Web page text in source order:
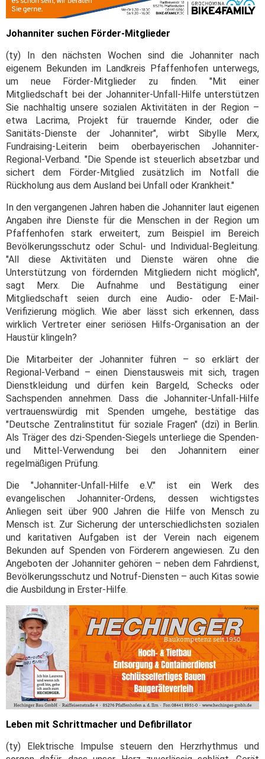
Johanniter suchen Förder-Mitglieder
(ty) In den nächsten Wochen sind die Johanniter nach
eigenem Bekunden im Landkreis Pfaffenhofen unterwegs,
um neue Förder-Mitglieder zu finden. "Mit einer
Mitgliedschaft bei der Johanniter-Unfall-Hilfe unterstützen
Sie nachhaltig unsere sozialen Aktivitäten in der Region –
etwa Lacrima, Projekt für trauernde Kinder, oder die
Sanitäts-Dienste der Johanniter", wirbt Sibylle Merx,
Fundraising-Leiterin beim oberbayerischen Johanniter-
Regional-Verband. "Die Spende ist steuerlich absetzbar und
sichert dem Förder-Mitglied zusätzlich im Notfall die
Rückholung aus dem Ausland bei Unfall oder Krankheit."
In den vergangenen Jahren haben die Johanniter laut eigenen
Angaben ihre Dienste für die Menschen in der Region um
Pfaffenhofen stark erweitert, zum Beispiel im Bereich
Bevölkerungsschutz oder Schul- und Individual-Begleitung.
"All diese Aktivitäten und Dienste wären ohne die
Unterstützung von fördernden Mitgliedern nicht möglich",
sagt Merx. Die Aufnahme und Bestätigung einer
Mitgliedschaft seien durch eine Audio- oder E-Mail-
Verifizierung möglich. Wie aber lässt sich erkennen, dass
wirklich Vertreter einer seriösen Hilfs-Organisation an der
Haustür klingeln?
Die Mitarbeiter der Johanniter führen – so erklärt der
Regional-Verband – einen Dienstausweis mit sich, tragen
Dienstkleidung und dürfen kein Bargeld, Schecks oder
Sachspenden annehmen. Dass die Johanniter-Unfall-Hilfe
vertrauenswürdig mit Spenden umgehe, bestätige das
"Deutsche Zentralinstitut für soziale Fragen" (dzi) in Berlin.
Als Träger des dzi-Spenden-Siegels unterliege die Spenden-
und Mittel-Verwendung bei den Johannitern einer
regelmäßigen Prüfung.
Die "Johanniter-Unfall-Hilfe e.V." ist ein Werk des
evangelischen Johanniter-Ordens, dessen wichtigstes
Anliegen seit über 900 Jahren die Hilfe von Mensch zu
Mensch ist. Zur Sicherung der unterschiedlichsten sozialen
und karitativen Aufgaben ist der Verein nach eigenem
Bekunden auf Spenden von Förderern angewiesen. Zu den
Angeboten der Johanniter gehören – neben dem Fahrdienst,
Bevölkerungsschutz und Notruf-Diensten – auch Kitas sowie
die Ausbildung in Erster-Hilfe.
Leben mit Schrittmacher und Defibrillator
(ty) Elektrische Impulse steuern den Herzrhythmus und